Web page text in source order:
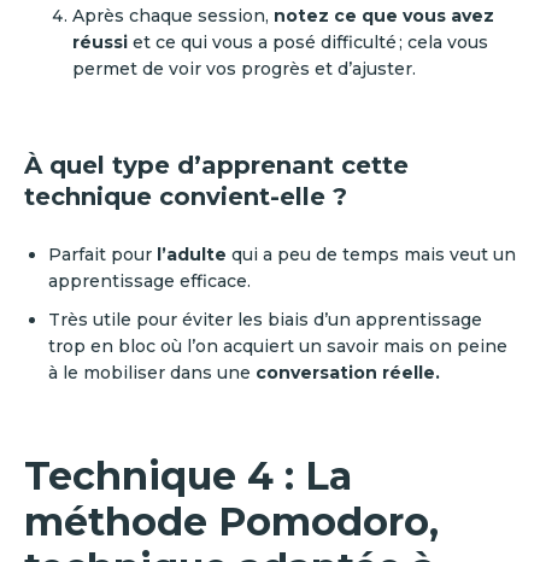
Après chaque session, notez ce que vous avez
réussi et ce qui vous a posé difficulté ; cela vous
permet de voir vos progrès et d’ajuster.
À quel type d’apprenant cette
technique convient-elle ?
Parfait pour l’adulte qui a peu de temps mais veut un
apprentissage efficace.
Très utile pour éviter les biais d’un apprentissage
trop en bloc où l’on acquiert un savoir mais on peine
à le mobiliser dans une conversation réelle.
Technique 4 : La
méthode Pomodoro,